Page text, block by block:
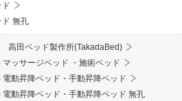
ド
ド 無孔
高田ベッド製作所(TakadaBed)
ッサージベッド ・施術ベッド
動昇降ベッド・手動昇降ベッド
動昇降ベッド・手動昇降ベッド 無孔